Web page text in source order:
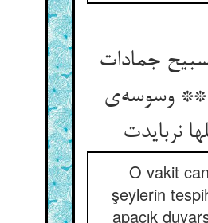
جمادات
** وسوسه‌ی
نربایدت
O vakit
şeylerin
apaçık